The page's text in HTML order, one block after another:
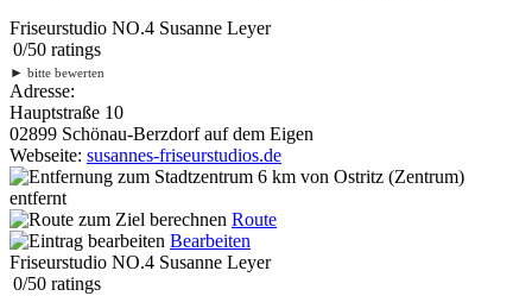
Friseurstudio NO.4 Susanne Leyer
0/50 ratings
► bitte bewerten
Adresse:
Hauptstraße 10
02899 Schönau-Berzdorf auf dem Eigen
Webseite: susannes-friseurstudios.de
6 km von Ostritz (Zentrum)
entfernt
Route
Bearbeiten
Friseurstudio NO.4 Susanne Leyer
0/50 ratings